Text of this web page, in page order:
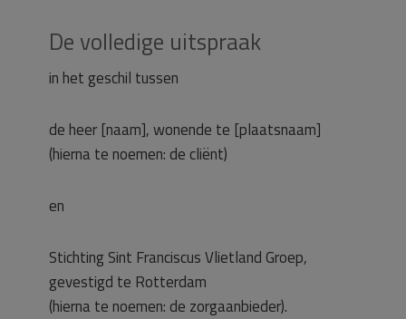
De volledige uitspraak
in het geschil tussen
de heer [naam], wonende te [plaatsnaam]
(hierna te noemen: de cliënt)
en
Stichting Sint Franciscus Vlietland Groep,
gevestigd te Rotterdam
(hierna te noemen: de zorgaanbieder).